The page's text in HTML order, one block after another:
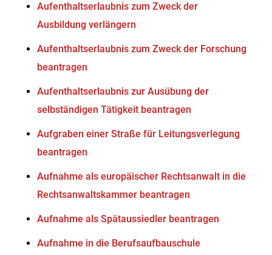
Aufenthaltserlaubnis zum Zweck der
Ausbildung verlängern
Aufenthaltserlaubnis zum Zweck der Forschung
beantragen
Aufenthaltserlaubnis zur Ausübung der
selbständigen Tätigkeit beantragen
Aufgraben einer Straße für Leitungsverlegung
beantragen
Aufnahme als europäischer Rechtsanwalt in die
Rechtsanwaltskammer beantragen
Aufnahme als Spätaussiedler beantragen
Aufnahme in die Berufsaufbauschule